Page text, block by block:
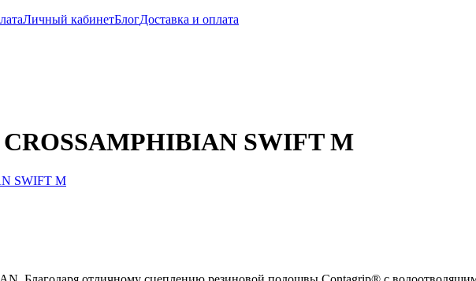
Личный кабинетБлогДоставка и оплата
CROSSAMPHIBIAN SWIFT M